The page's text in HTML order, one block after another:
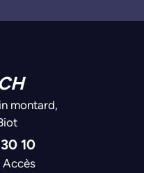
montard,
10